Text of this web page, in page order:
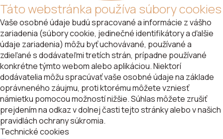
Táto webstránka používa súbory cookies
Vaše osobné údaje budú spracované a informácie z vášho
zariadenia (súbory cookie, jedinečné identifikátory a ďalšie
údaje zariadenia) môžu byť uchovávané, používané a
zdieľané s dodávateľmi tretích strán, prípadne používané
konkrétne týmto webom alebo aplikáciou. Niektorí
dodávatelia môžu spracúvať vaše osobné údaje na základe
oprávneného záujmu, proti ktorému môžete vzniesť
námietku pomocou možností nižšie. Súhlas môžete zrušiť
prejdením na odkaz v dolnej časti tejto stránky alebo v našich
pravidlách ochrany súkromia.
Technické cookies